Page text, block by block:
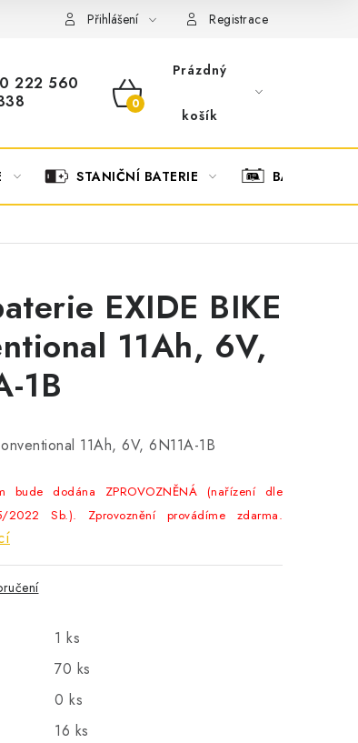
PODMÍNKY OCHRANA OSOBNÍCH ÚDAJŮ
Přihlášení Registrace
222 560
NÁKUPNÍ
Prázdný
košík
STANIČNÍ BATERIE BATERIOVÉ
EXIDE BIKE
11Ah, 6V,
1B
11Ah, 6V, 6N11A-1B
bude dodána ZPROVOZNĚNÁ (nařízení dle
Sb.). Zprovoznění provádíme zdarma.
1 ks
70 ks
0 ks
16 ks